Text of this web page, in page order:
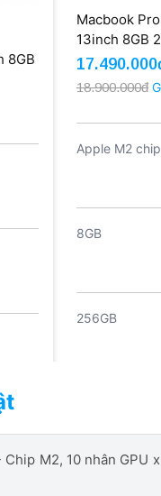
8GB
Macbook
13inch 8GB
18.900.000đ
Apple M2 chip
8GB
256GB
M2, 10 nhân GPU